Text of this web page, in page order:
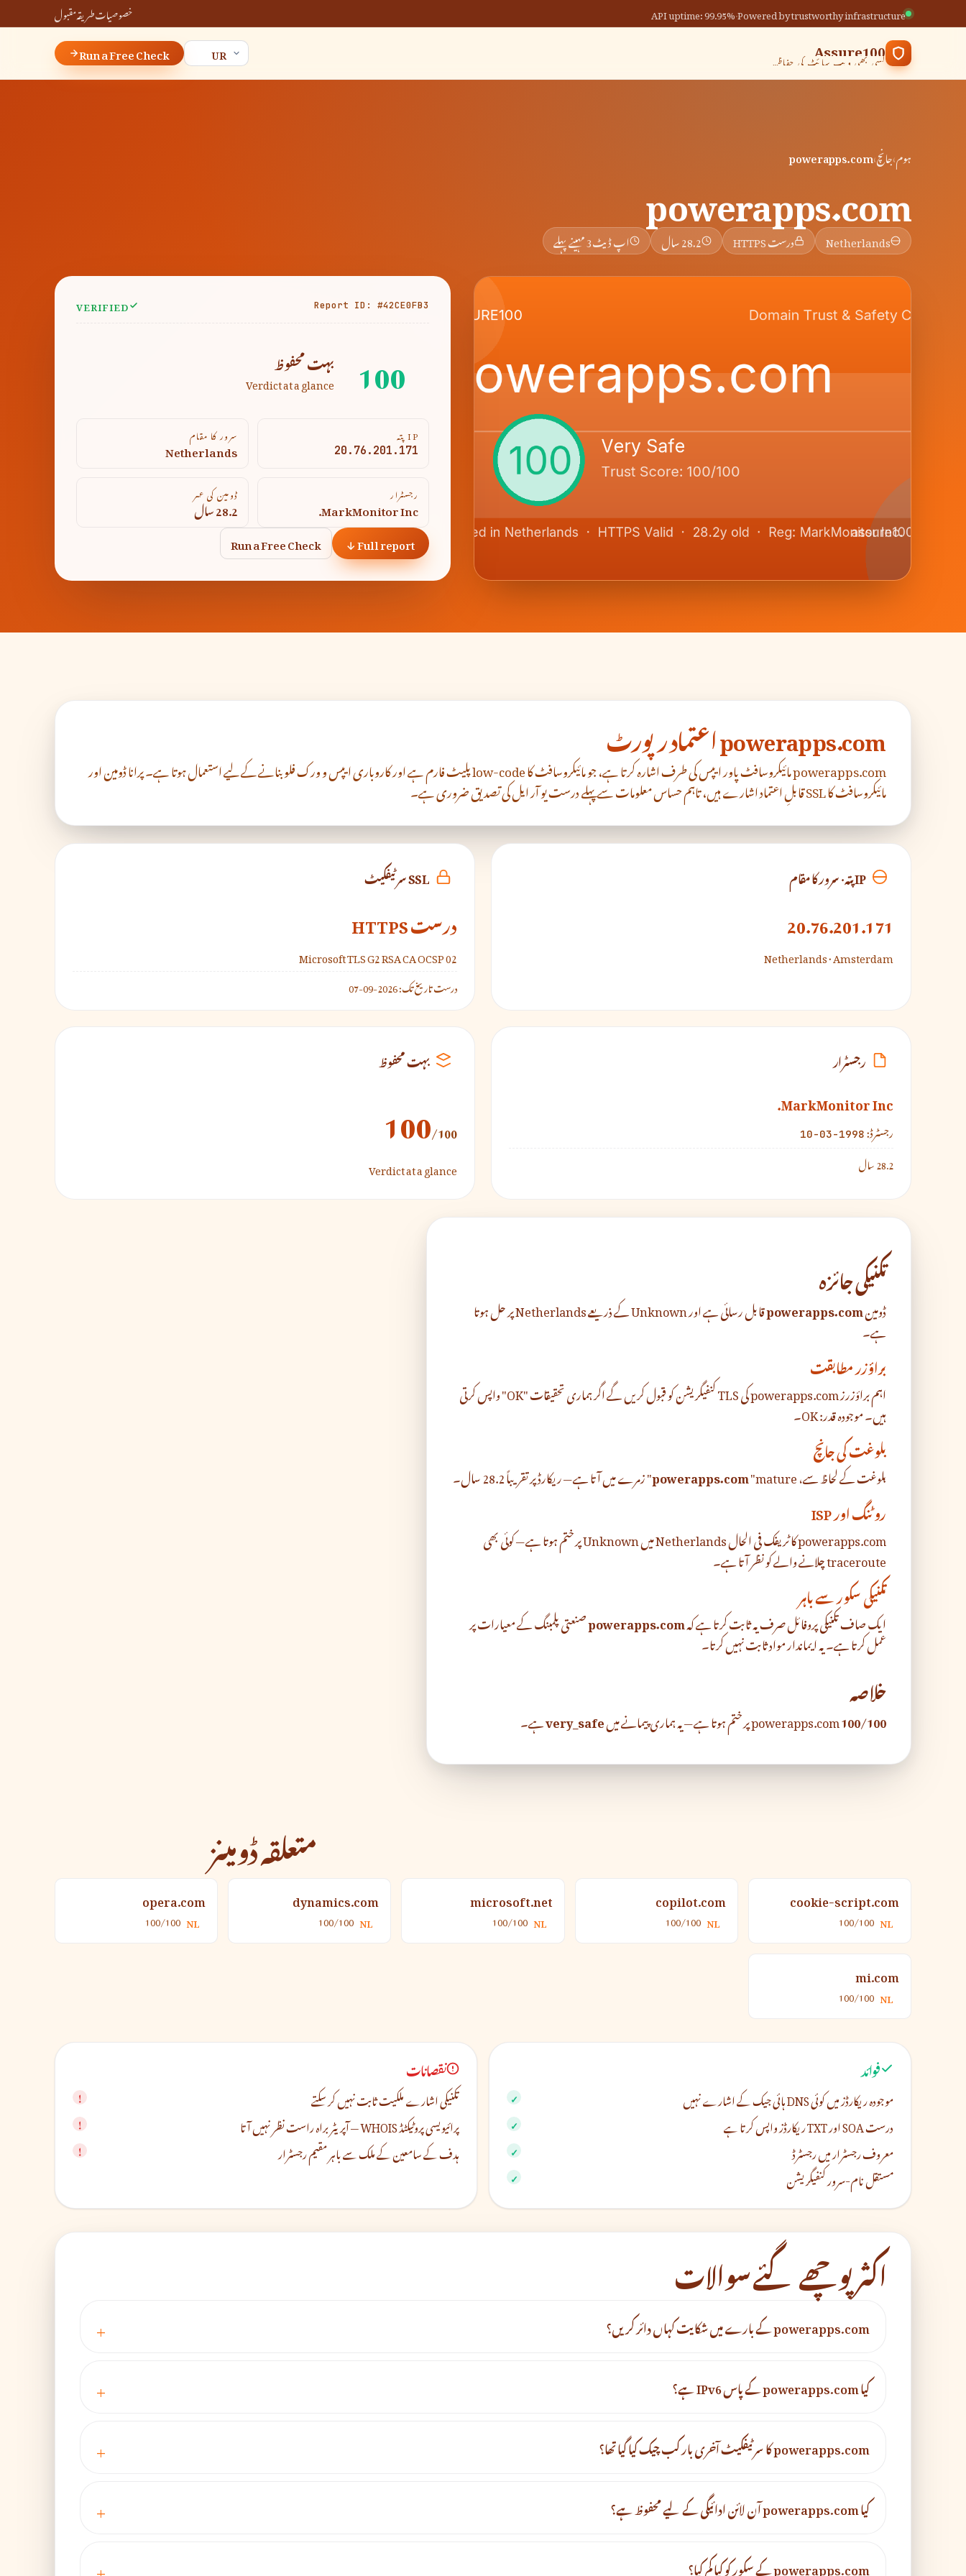
Powered by trustworthy infrastructure
·
API uptime: 99.95% خصوصیاتطریقہمقبول
Assure100 کسی بھی ویب سائٹ کی حفاظت کی جانچ کریں Run a Free Check
ہوم›جانچ›
powerapps.com
powerapps.com
Netherlands درست HTTPS 28.2 سال اپ ڈیٹ3 مہینے پہلے
Report ID: #42CE0FB3
VERIFIED
100 بہت محفوظ
Verdict at a glance
IP پتہ
20.76.201.171
سرور کا مقام
Netherlands
رجسٹرار
MarkMonitor Inc.
ڈومین کی عمر
28.2 سال
Full report ↓
Run a Free Check
powerapps.com اعتماد رپورٹ
powerapps.com مائیکروسافٹ پاور ایپس کی طرف اشارہ کرتا ہے، جو مائیکروسافٹ کا low-code پلیٹ فارم ہے اور کاروباری ایپس و ورک فلو بنانے کے لیے استعمال ہوتا ہے۔ پرانا ڈومین اور
مائیکروسافٹ کا SSL قابلِ اعتماد اشارے ہیں، تاہم حساس معلومات سے پہلے درست یو آر ایل کی تصدیق ضروری ہے۔
IP پتہ · سرور کا مقام
20.76.201.171
Netherlands · Amsterdam
SSL سرٹیفکیٹ
درست HTTPS
Microsoft TLS G2 RSA CA OCSP 02
درست تاریخ تک:
رجسٹرار
MarkMonitor Inc.
رجسٹرڈ: 1998-03-10
28.2 سال
بہت محفوظ
100/100
Verdict at a glance
تکنیکی جائزہ
ڈومینpowerapps.com قابل رسائی ہے اور Unknown کے ذریعے Netherlands پر حل ہوتا
ہے۔
براؤزر مطابقت
اہم براؤزرز powerapps.com کی TLS کنفیگریشن کو قبول کریں گے اگر ہماری تحقیقات "OK" واپس کرتی
ہیں۔ موجودہ قدر: OK۔
بلوغت کی جانچ
بلوغت کے لحاظ سے، powerapps.com"mature" زمرے میں آتا ہے — ریکارڈ پر تقریباً 28.2 سال۔
روٹنگ اور ISP
powerapps.com کا ٹریفک فی الحال Netherlands میں Unknown پر ختم ہوتا ہے — کوئی بھی
traceroute چلانے والے کو نظر آتا ہے۔
تکنیکی سکور سے باہر
ایک صاف تکنیکی پروفائل صرف یہ ثابت کرتا ہے کہpowerapps.comصنعتی پلمبنگ کے معیارات پر
عمل کرتا ہے۔ یہ ایماندار مواد ثابت نہیں کرتا۔
خلاصہ
powerapps.com100/100 پر ختم ہوتا ہے — یہ ہماری پیمانے میںvery_safeہے۔
متعلقہ ڈومینز
cookie-script.com
NL
100/100
copilot.com
NL
100/100
microsoft.net
NL
100/100
dynamics.com
NL
100/100
opera.com
NL
100/100
mi.com
NL
100/100
فوائد
موجودہ ریکارڈز میں کوئی DNS ہائی جیک کے اشارے نہیں
درست SOA اور TXT ریکارڈز واپس کرتا ہے
معروف رجسٹرار میں رجسٹرڈ
مستقل نام-سرور کنفیگریشن
نقصانات
تکنیکی اشارے ملکیت ثابت نہیں کر سکتے
پرائیویسی پروٹیکٹڈ WHOIS — آپریٹر براہ راست نظر نہیں آتا
ہدف کے سامعین کے ملک سے باہر مقیم رجسٹرار
اکثر پوچھے گئے سوالات
powerapps.com کے بارے میں شکایت کہاں دائر کریں؟
کیا powerapps.com کے پاس IPv6 ہے؟
powerapps.com کا سرٹیفکیٹ آخری بار کب چیک کیا گیا تھا؟
کیا powerapps.com آن لائن ادائیگی کے لیے محفوظ ہے؟
powerapps.com کے سکور کو کیا کم کیا؟